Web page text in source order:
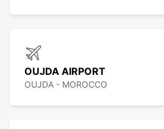
OUJDA AIRPORT
OUJDA - MOROCCO